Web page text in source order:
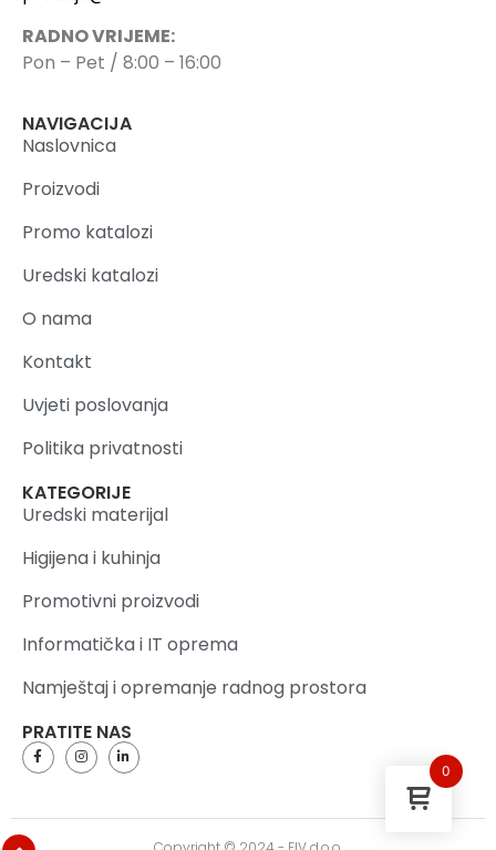
RADNO VRIJEME:
Pon – Pet / 8:00 – 16:00
NAVIGACIJA
Naslovnica
Proizvodi
Promo katalozi
Uredski katalozi
O nama
Kontakt
Uvjeti poslovanja
Politika privatnosti
KATEGORIJE
Uredski materijal
Higijena i kuhinja
Promotivni proizvodi
Informatička i IT oprema
Namještaj i opremanje radnog prostora
PRATITE NAS
0